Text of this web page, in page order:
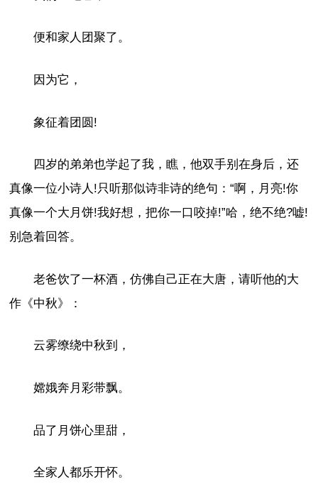
便和家人团聚了。
因为它，
象征着团圆!
四岁的弟弟也学起了我，瞧，他双手别在身后，还
真像一位小诗人!只听那似诗非诗的绝句：“啊，月亮!你
真像一个大月饼!我好想，把你一口咬掉!”哈，绝不绝?嘘!
别急着回答。
老爸饮了一杯酒，仿佛自己正在大唐，请听他的大
作《中秋》：
云雾缭绕中秋到，
嫦娥奔月彩带飘。
品了月饼心里甜，
全家人都乐开怀。